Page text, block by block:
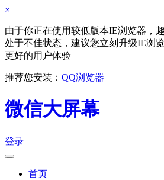
×
由于你正在使用较低版本IE浏览器，
处于不佳状态，建议您立刻升级IE浏
更好的用户体验
推荐您安装： QQ浏览器
微信大屏幕
登录
首页